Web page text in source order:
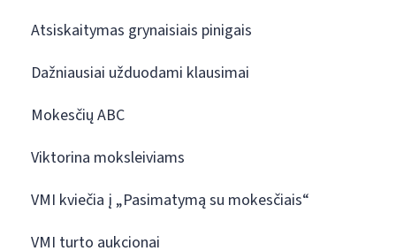
Atsiskaitymas grynaisiais pinigais
Dažniausiai užduodami klausimai
Mokesčių ABC
Viktorina moksleiviams
VMI kviečia į „Pasimatymą su mokesčiais“
VMI turto aukcionai